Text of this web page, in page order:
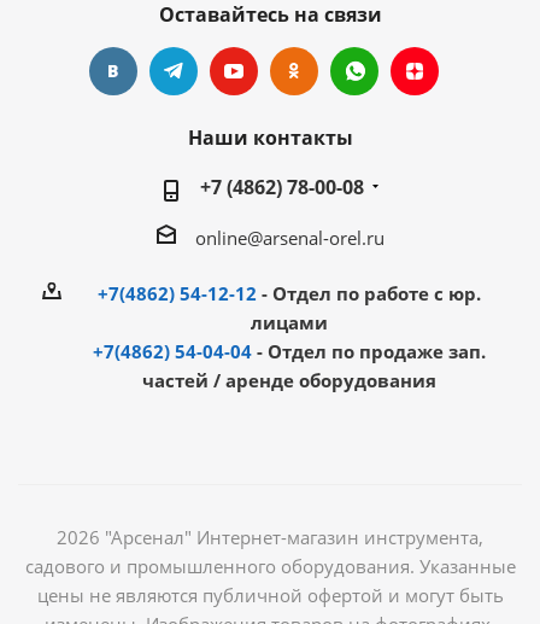
Оставайтесь на связи
Наши контакты
+7 (4862) 78-00-08
online@arsenal-orel.ru
+7(4862) 54-12-12 - Отдел по работе с юр.
лицами
+7(4862) 54-04-04 - Отдел по продаже зап.
частей / аренде оборудования
2026 "Арсенал" Интернет-магазин инструмента,
садового и промышленного оборудования. Указанные
цены не являются публичной офертой и могут быть